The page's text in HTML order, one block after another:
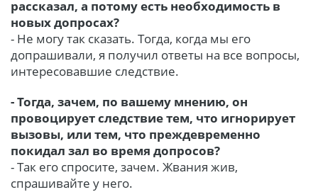
рассказал, а потому есть необходимость в
новых допросах?
- Не могу так сказать. Тогда, когда мы его
допрашивали, я получил ответы на все вопросы,
интересовавшие следствие.
- Тогда, зачем, по вашему мнению, он
провоцирует следствие тем, что игнорирует
вызовы, или тем, что преждевременно
покидал зал во время допросов?
- Так его спросите, зачем. Жвания жив,
спрашивайте у него.